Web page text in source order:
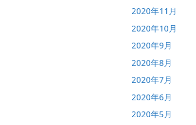
2020年11月
2020年10月
2020年9月
2020年8月
2020年7月
2020年6月
2020年5月